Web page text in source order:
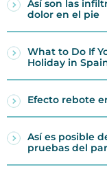
Así son las
dolor en el pie
What to Do If
Holiday in
Efecto rebote
Así es posible
pruebas del